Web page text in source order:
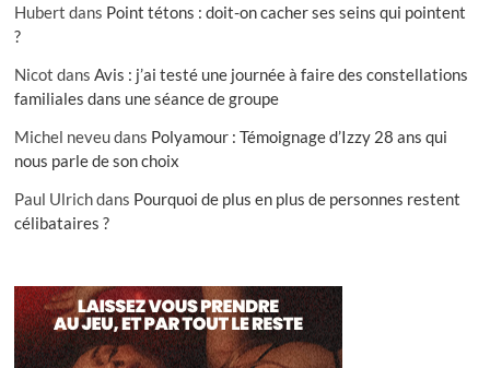
Hubert dans Point tétons : doit-on cacher ses seins qui pointent
?
Nicot dansAvis : j’ai testé une journée à faire des constellations
familiales dans une séance de groupe
Michel neveudans Polyamour : Témoignage d’Izzy 28 ans qui
nous parle de son choix
Paul Ulrichdans Pourquoi de plus en plus de personnes restent
célibataires ?